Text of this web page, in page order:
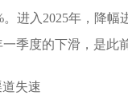
。进入2025年，降
季度的下滑，是此
失速